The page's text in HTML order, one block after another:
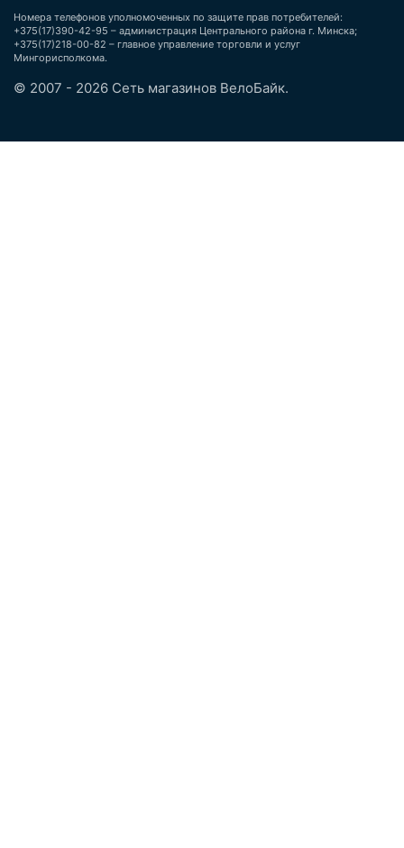
Номера телефонов уполномоченных по защите прав потребителей:
+375(17)390-42-95 – администрация Центрального района г. Минска;
+375(17)218-00-82 – главное управление торговли и услуг
Мингорисполкома.
© 2007 - 2026 Сеть магазинов ВелоБайк.